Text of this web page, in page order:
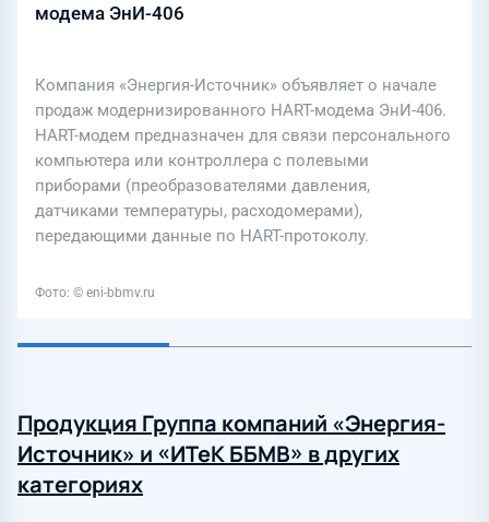
модема ЭнИ-406
Компания «Энергия-Источник» объявляет о начале
продаж модернизированного HART-модема ЭнИ-406.
HART-модем предназначен для связи персонального
компьютера или контроллера с полевыми
приборами (преобразователями давления,
датчиками температуры, расходомерами),
передающими данные по HART-протоколу.
Фото: © eni-bbmv.ru
Продукция Группа компаний «Энергия-
Источник» и «ИТеК ББМВ» в других
категориях